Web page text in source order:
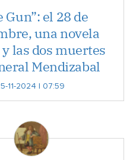
Gun”: el 28 de
una novela
las dos muertes
Mendizabal
11-2024 | 07:59